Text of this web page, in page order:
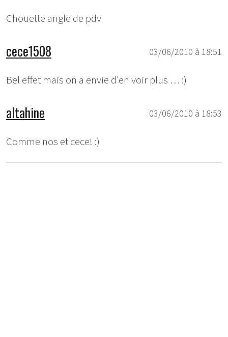
Chouette angle de pdv
03/06/2010 à 18:51
cece1508
Bel effet mais on a envie d'en voir plus … :)
03/06/2010 à 18:53
altahine
Comme nos et cece! :)